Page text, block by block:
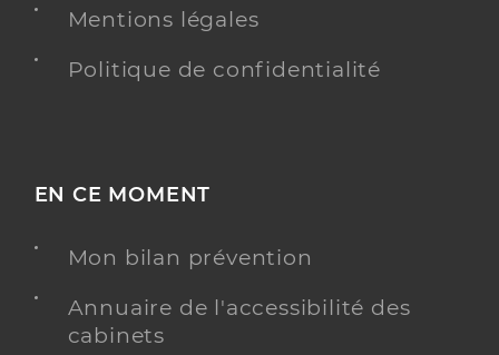
Mentions légales
Politique de confidentialité
EN CE MOMENT
Mon bilan prévention
Annuaire de l'accessibilité des
cabinets